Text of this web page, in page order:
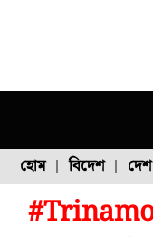
হোম বিদেশ দেশ